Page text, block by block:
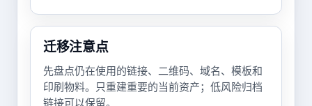
迁移注意点
先盘点仍在使用的链接、二维码、域名、模板和
印刷物料。只重建重要的当前资产；低风险归档
链接可以保留。